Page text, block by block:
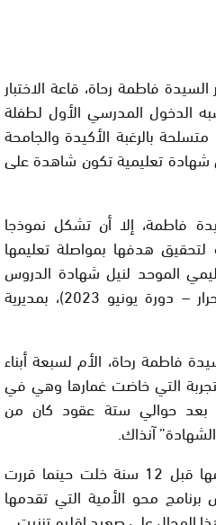
السيدة فاطمة رحاة، قاعة الاختبار
الدخول المدرسي الأول لطفلة
بالرغبة الأكيدة والجامحة
تعليمية تكون شاهدة على
فاطمة، إلا أن تشكل نموذجا
لتحقيق هدفها بمواصلة تعليمها
الموحد لنيل شهادة الدروس
الابتدائية (فئة المترشحين الأحرار – دورة يونيو 2023)، بمديرية
فاطمة رحاة، الأم لسبعة أبناء
التي خاضت غمارها وهي في
بعد حوالي ستة عقود كان من
آنذاك.
بدأت قصتها مع متابعة تعليمها قبل 12 سنة خلت حينما قررت
محو الأمية التي تقدمها